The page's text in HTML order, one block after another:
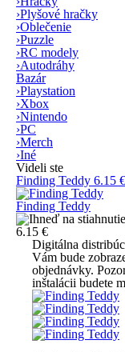
›Plyšové hračky
›Oblečenie
›Puzzle
›RC modely
›Autodráhy
Bazár
›Playstation
›Xbox
›Nintendo
›PC
›Merch
›Iné
Videli ste
Finding Teddy 6.15 €
Finding Teddy
6.15 €
Digitálna
Vám bude
objednávky.
inštalácii budete